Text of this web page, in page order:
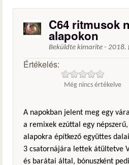
C64 ritmusok
alapokon
Beküldte kimarite - 2018.
Értékelés:
Még nincs értékelve
A napokban jelent meg egy
a remixek ezúttal egy
alapokra építkező együttes
3 csatornájára lettek átültetve
és barátai által, bónuszként